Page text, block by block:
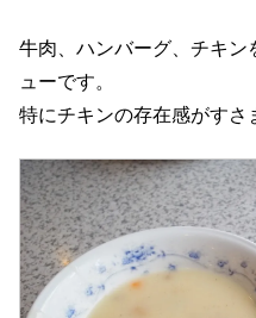
牛肉、ハンバーグ、チキン
ューです。
特にチキンの存在感がすさ